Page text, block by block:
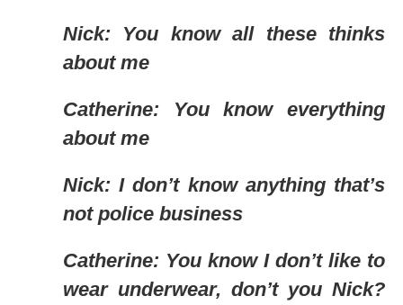
Nick: You know all these thinks
about me
Catherine: You know everything
about me
Nick: I don’t know anything that’s
not police business
Catherine: You know I don’t like to
wear underwear, don’t you Nick?